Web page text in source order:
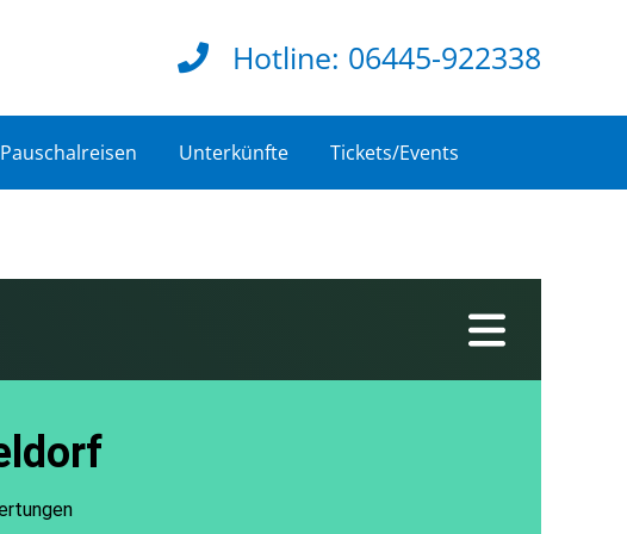
Hotline: 06445-922338
Pauschalreisen Unterkünfte Tickets/Events